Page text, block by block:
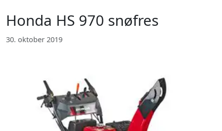
Honda HS 970 snøfres
30. oktober 2019